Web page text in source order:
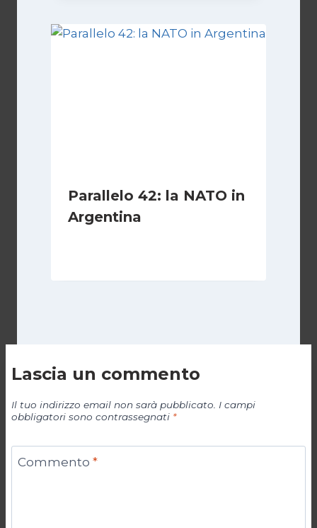
Parallelo 42: la NATO in
Argentina
Lascia un commento
Il tuo indirizzo email non sarà pubblicato. I campi
obbligatori sono contrassegnati *
Commento *